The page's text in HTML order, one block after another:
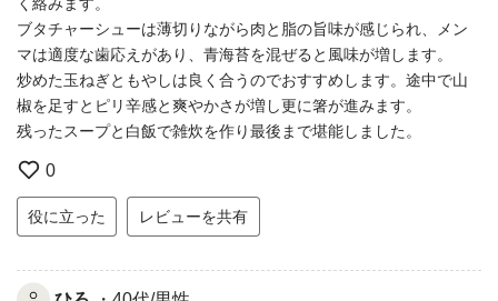
ブタチャーシューは薄切りながら肉と脂の旨味が感じられ、メン
マは適度な歯応えがあり、青海苔を混ぜると風味が増します。
炒めた玉ねぎともやしは良く合うのでおすすめします。途中で山
椒を足すとピリ辛感と爽やかさが増し更に箸が進みます。
残ったスープと白飯で雑炊を作り最後まで堪能しました。
0
役に立った レビューを共有